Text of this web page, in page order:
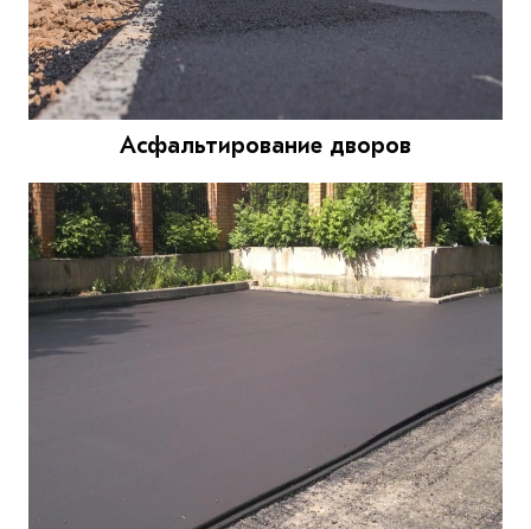
Асфальтирование дворов